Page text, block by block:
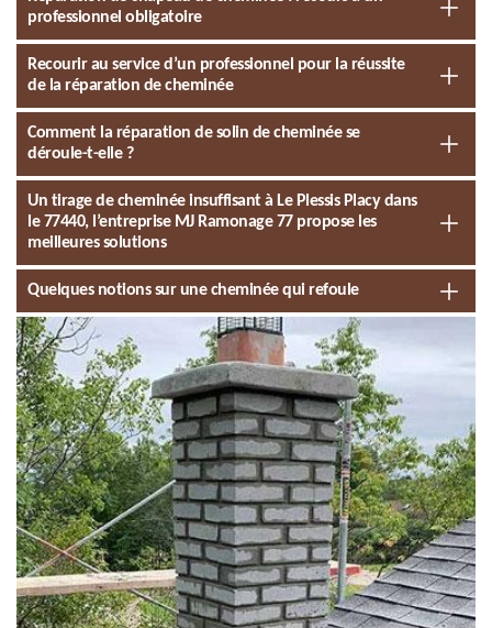
professionnel obligatoire
Recourir au service d’un professionnel pour la réussite
de la réparation de cheminée
Comment la réparation de solin de cheminée se
déroule-t-elle ?
Un tirage de cheminée insuffisant à Le Plessis Placy dans
le 77440, l’entreprise MJ Ramonage 77 propose les
meilleures solutions
Quelques notions sur une cheminée qui refoule